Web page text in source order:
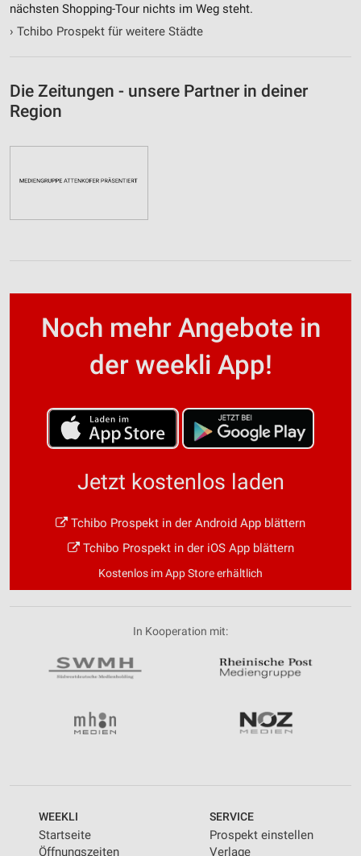
nächsten Shopping-Tour nichts im Weg steht.
› Tchibo Prospekt für weitere Städte
Die Zeitungen - unsere Partner in deiner
Region
Noch mehr Angebote in
der weekli App!
Jetzt kostenlos laden
Tchibo Prospekt in der Android App blättern
Tchibo Prospekt in der iOS App blättern
Kostenlos im App Store erhältlich
In Kooperation mit:
WEEKLI
Startseite
Öffnungszeiten
SERVICE
Prospekt einstellen
Verlage